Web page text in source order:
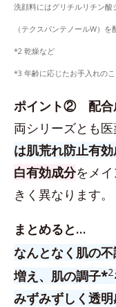
洗顔料にはグリチルリチン
（テクスパンテノールW）を
*2 乾燥など
*3 年齢に応じたお手入れのこ
ポイント② 配合
両シリーズとも医
は肌荒れ防止有
白有効成分をメ
きく異なります。
まとめると…
なんとなく肌の
増え、肌の調子*2
みずみずしく透